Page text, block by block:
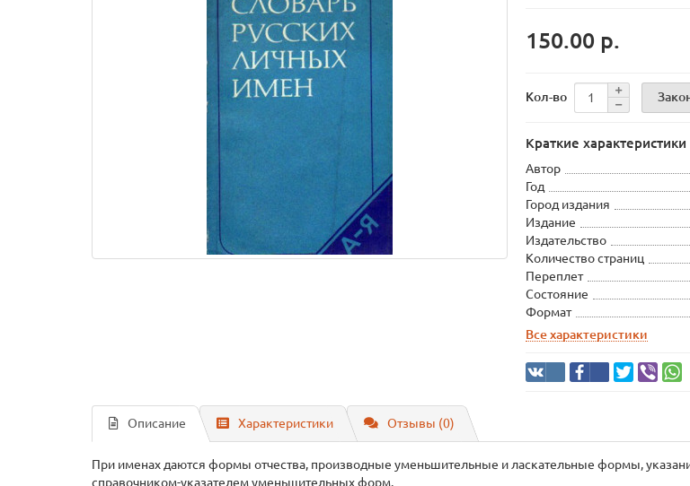
150.00 р.
Кол-во
Краткие характеристики
Автор
Год
Город издания
Издание
Издательство
Количество страниц
Переплет
Состояние
Формат
Все характеристики
Описание Характеристики Отзывы (0)
При именах даются формы отчества, производные уменьшительные и ласкательные формы,
справочником-указателем уменьшительных форм.